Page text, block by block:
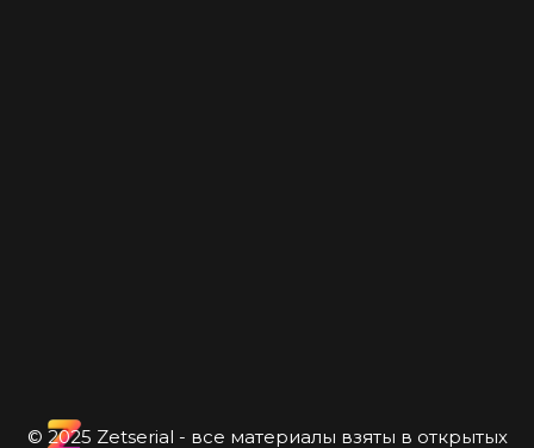
© 2025 Zetserial - все материалы взяты в открытых